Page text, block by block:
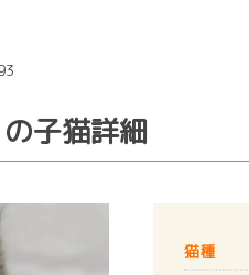
子猫詳細
猫種